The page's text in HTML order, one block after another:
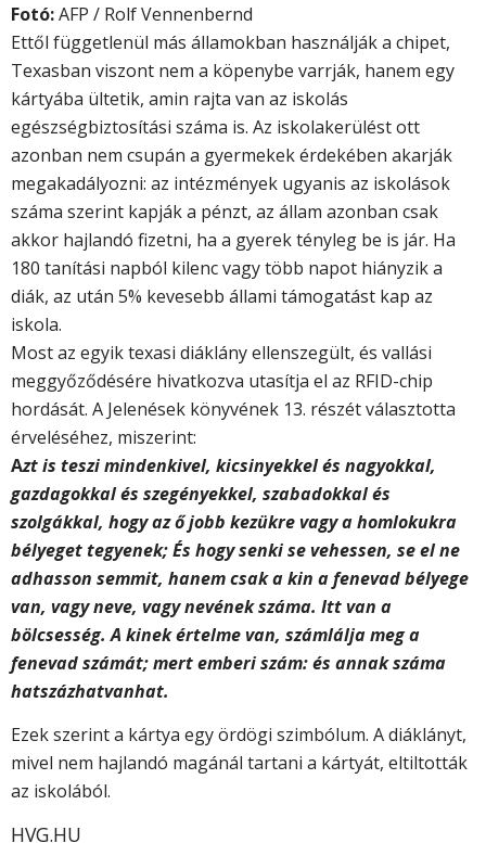
Fotó:AFP / Rolf Vennenbernd
Ettől függetlenül más államokban használják a chipet,
Texasban viszont nem a köpenybe varrják, hanem egy
kártyába ültetik, amin rajta van az iskolás
egészségbiztosítási száma is. Az iskolakerülést ott
azonban nem csupán a gyermekek érdekében akarják
megakadályozni: az intézmények ugyanis az iskolások
száma szerint kapják a pénzt, az állam azonban csak
akkor hajlandó fizetni, ha a gyerek tényleg be is jár. Ha
180 tanítási napból kilenc vagy több napot hiányzik a
diák, az után 5% kevesebb állami támogatást kap az
iskola.
Most az egyik texasi diáklány ellenszegült, és vallási
meggyőződésére hivatkozva utasítja el az RFID-chip
hordását. A Jelenések könyvének 13. részét választotta
érveléséhez, miszerint:
Azt is teszi mindenkivel, kicsinyekkel és nagyokkal,
gazdagokkal és szegényekkel, szabadokkal és
szolgákkal, hogy az ő jobb kezükre vagy a homlokukra
bélyeget tegyenek; És hogy senki se vehessen, se el ne
adhasson semmit, hanem csak a kin a fenevad bélyege
van, vagy neve, vagy nevének száma. Itt van a
bölcsesség. A kinek értelme van, számlálja meg a
fenevad számát; mert emberi szám: és annak száma
hatszázhatvanhat.
Ezek szerint a kártya egy ördögi szimbólum. A diáklányt,
mivel nem hajlandó magánál tartani a kártyát, eltiltották
az iskolából.
HVG.HU